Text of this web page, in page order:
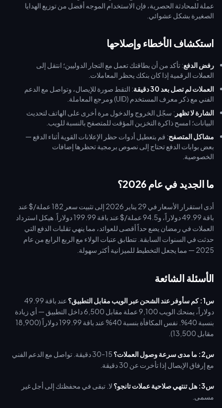
عملة للمحادثة الحصرية، فإن الاستخدام الموجه أفضل من توزيع الهدايا
الصغيرة بشكل عشوائي.
استكشاف الأخطاء وإصلاحها
رفض الدفع: تأكد من أن بطاقتك تعمل مع التجار الدوليين؛ انتقل إلى
العملات الرقمية إذا كان بنكك يحظر المعاملات.
العملات لم تصل بعد 30 دقيقة
: التقط صورة للإيصال، وتواصل مع الدعم
الفني مع ذكر معرف المستخدم (UID) ومرجع المعاملة.
الشارة لا تظهر : سجّل الخروج والدخول مرة أخرى على الهاتف لتحديث
البيانات؛ امسح ذاكرة التخزين المؤقت للمتصفح بالنسبة للويب.
مشاكل المتصفح: قم بتعطيل أدوات حظر الإعلانات القوية أثناء الدفع —
بعض بوابات الدفع تحتاج إلى نصوص برمجية تحظرها إضافات
الخصوصية.
ما الجديد في عام 2026؟
أدى استقرار الأسعار في 29 يناير 2026 إلى تثبيت سعر 182 عملة/$ عند
باقة 49.99 دولاراً، و94.5 عملة/$ عند باقة 199.99 دولاراً. هيكل استرداد
العملات في رمضان يضع حداً أقصى للعوائد، مما ينهي تقلبات الدفع التي
حدثت في السنوات السابقة. تتطابق عتبات الولاء مع الربع الرابع من عام
2025 — مما يجعل التخطيط للميزانية أكثر سهولة.
الأسئلة الشائعة
س1: كم سأوفر عند الشحن عبر الويب مقابل التطبيق؟
عند باقة 49.99
دولاراً، يمنحك الويب 9,100 عملة مقابل 6,500 داخل التطبيق — أي زيادة
بنسبة 40%. نفس المكافأة بنسبة 40% عند باقة 199.99 دولاراً (18,900
مقابل 13,500).
س2: ما مدى سرعة وصول العملات؟
15-30 دقيقة. تواصل مع الدعم الفني
مع إرفاق الإيصال إذا تأخرت عن 30 دقيقة.
س3: هل تنتهي صلاحية عملات تانجو؟
لا. تبقى في محفظتك إلى أجل غير
مسمى.